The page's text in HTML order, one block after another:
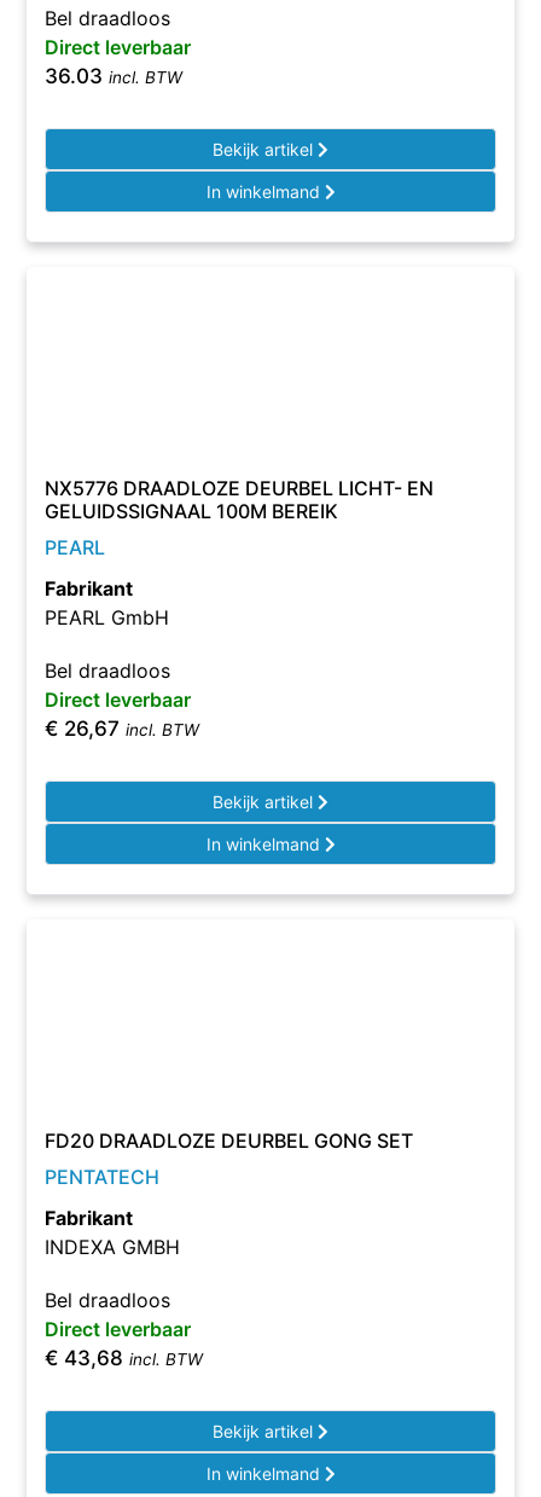
Bel draadloos
Direct leverbaar
36.03 incl. BTW
Bekijk artikel
In winkelmand
NX5776 DRAADLOZE DEURBEL LICHT- EN
GELUIDSSIGNAAL 100M BEREIK
PEARL
Fabrikant
PEARL GmbH
Bel draadloos
Direct leverbaar
€ 26,67 incl. BTW
Bekijk artikel
In winkelmand
FD20 DRAADLOZE DEURBEL GONG SET
PENTATECH
Fabrikant
INDEXA GMBH
Bel draadloos
Direct leverbaar
€ 43,68 incl. BTW
Bekijk artikel
In winkelmand